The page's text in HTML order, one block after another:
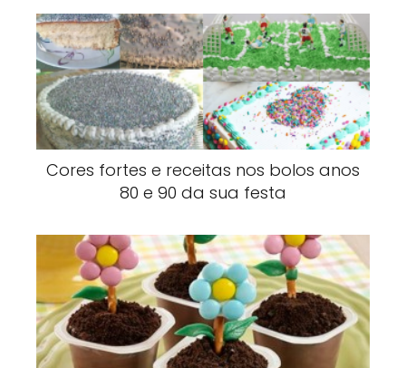
Cores fortes e receitas nos bolos anos
80 e 90 da sua festa